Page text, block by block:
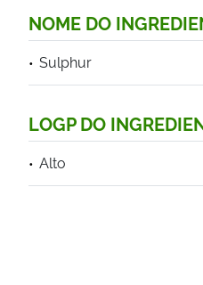
NOME DO
Sulphur
LOGP DO
Alto